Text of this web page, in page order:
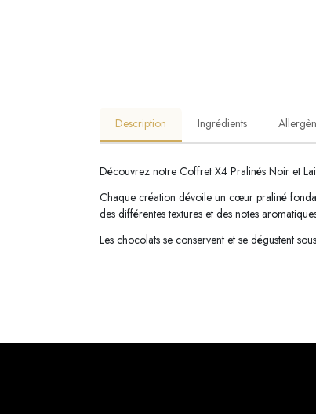
Description Ingrédients
Découvrez notre Coffret X4 Pralinés Noir et
Chaque création dévoile un cœur praliné
des différentes textures et des notes
Les chocolats se conservent et se dégustent